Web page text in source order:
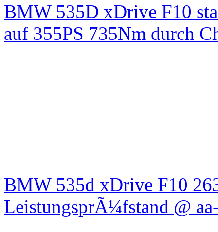
BMW 535D xDrive F10
auf 355PS 735Nm durch
BMW 535d xDrive F10
LeistungsprÃ¼fstand @